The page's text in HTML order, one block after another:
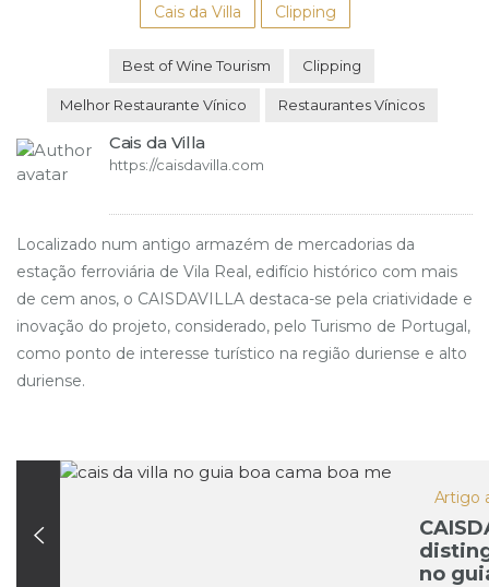
Cais da Villa Clipping
Best of Wine Tourism Clipping
Melhor Restaurante Vínico Restaurantes Vínicos
Cais da Villa
https://caisdavilla.com
Localizado num antigo armazém de mercadorias da
estação ferroviária de Vila Real, edifício histórico com mais
de cem anos, o CAISDAVILLA destaca-se pela criatividade e
inovação do projeto, considerado, pelo Turismo de Portugal,
como ponto de interesse turístico na região duriense e alto
duriense.
Artigo
no